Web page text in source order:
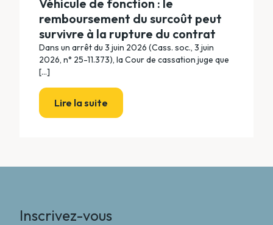
Véhicule de fonction : le
remboursement du surcoût peut
survivre à la rupture du contrat
Dans un arrêt du 3 juin 2026 (Cass. soc., 3 juin
2026, n° 25-11.373), la Cour de cassation juge que
[...]
Lire la suite
Inscrivez-vous